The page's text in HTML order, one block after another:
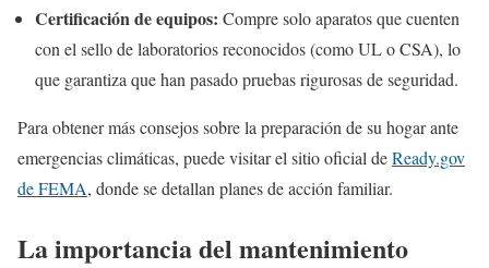
Certificación de equipos: Compre solo aparatos que cuenten
con el sello de laboratorios reconocidos (como UL o CSA), lo
que garantiza que han pasado pruebas rigurosas de seguridad.
Para obtener más consejos sobre la preparación de su hogar ante
emergencias climáticas, puede visitar el sitio oficial deReady.gov
de FEMA, donde se detallan planes de acción familiar.
La importancia del mantenimiento